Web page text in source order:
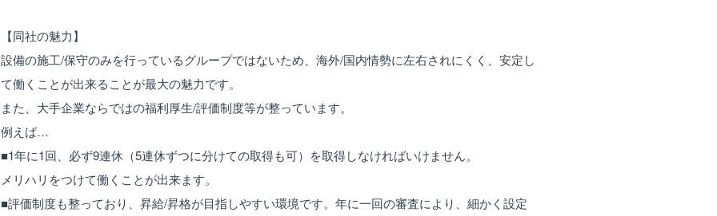
【同社の魅力】
設備の施工/保守のみを行っているグループではないため、海外/国内情勢に左右されにくく、安定し
て働くことが出来ることが最大の魅力です。
また、大手企業ならではの福利厚生/評価制度等が整っています。
例えば…
■1年に1回、必ず9連休（5連休ずつに分けての取得も可）を取得しなければいけません。
メリハリをつけて働くことが出来ます。
■評価制度も整っており、昇給/昇格が目指しやすい環境です。年に一回の審査により、細かく設定